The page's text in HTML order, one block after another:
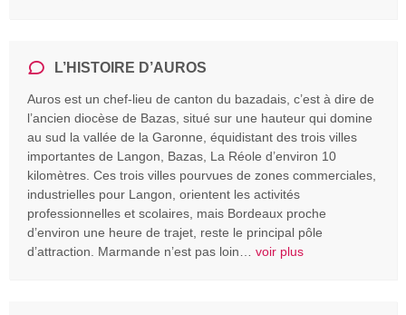
L’HISTOIRE D’AUROS
Auros est un chef-lieu de canton du bazadais, c’est à dire de
l’ancien diocèse de Bazas, situé sur une hauteur qui domine
au sud la vallée de la Garonne, équidistant des trois villes
importantes de Langon, Bazas, La Réole d’environ 10
kilomètres. Ces trois villes pourvues de zones commerciales,
industrielles pour Langon, orientent les activités
professionnelles et scolaires, mais Bordeaux proche
d’environ une heure de trajet, reste le principal pôle
d’attraction. Marmande n’est pas loin… voir plus